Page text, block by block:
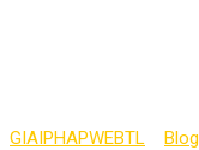
GIAIPHAPWEBTL Blog